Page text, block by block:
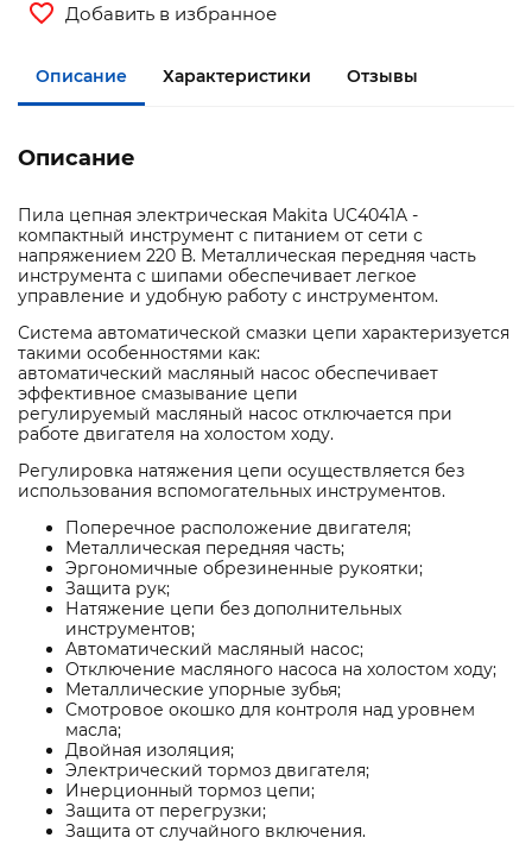
Добавить в избранное
Описание Характеристики Отзывы
Описание
Пила цепная электрическая Makita UC4041A -
компактный инструмент с питанием от сети с
напряжением 220 В. Металлическая передняя часть
инструмента с шипами обеспечивает легкое
управление и удобную работу с инструментом.
Система автоматической смазки цепи характеризуется
такими особенностями как:
автоматический масляный насос обеспечивает
эффективное смазывание цепи
регулируемый масляный насос отключается при
работе двигателя на холостом ходу.
Регулировка натяжения цепи осуществляется без
использования вспомогательных инструментов.
Поперечное расположение двигателя;
Металлическая передняя часть;
Эргономичные обрезиненные рукоятки;
Защита рук;
Натяжение цепи без дополнительных
инструментов;
Автоматический масляный насос;
Отключение масляного насоса на холостом ходу;
Металлические упорные зубья;
Смотровое окошко для контроля над уровнем
масла;
Двойная изоляция;
Электрический тормоз двигателя;
Инерционный тормоз цепи;
Защита от перегрузки;
Защита от случайного включения.